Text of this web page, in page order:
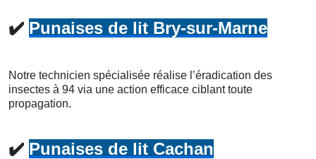
✔️ Punaises de lit Bry-sur-Marne
Notre technicien spécialisée réalise l’éradication des
insectes à 94 via une action efficace ciblant toute
propagation.
✔️ Punaises de lit Cachan